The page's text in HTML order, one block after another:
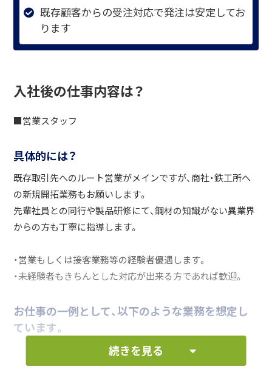
既存顧客からの受注対応で発注は安定してお
ります
入社後の仕事内容は？
■営業スタッフ
具体的には？
既存取引先へのルート営業がメインですが、商社・鉄工所へ
の新規開拓業務もお願いします。
先輩社員との同行や製品研修にて、鋼材の知識がない異業界
からの方も丁寧に指導します。
・営業もしくは接客業務等の経験者優遇します。
・未経験者もきちんとした対応が出来る方であれば歓迎。
お仕事の一例として、以下のような業務を想定し
ています。
ルート営業および新規開拓業務
続きを見る